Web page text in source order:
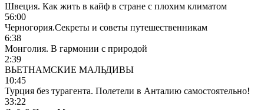
Швеция. Как жить в кайф в стране с плохим климатом
56:00
Черногория.Секреты и советы путешественникам
6:38
Монголия. В гармонии с природой
2:39
ВЬЕТНАМСКИЕ МАЛЬДИВЫ
10:45
Турция без турагента. Полетели в Анталию самостоятельно!
33:22